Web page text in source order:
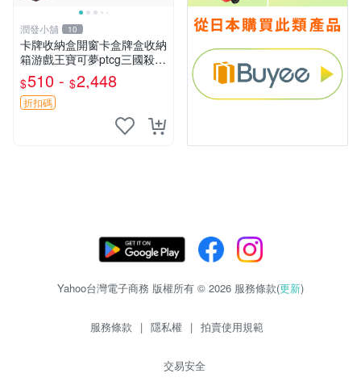
潤發小舖 10
卡牌收納盒開窗卡盒牌盒收納
箱游戲王寶可夢ptcg三國殺海
賊王dtcg
$510 - $2,448
折扣碼
Yahoo台灣電子商務 版權所有 © 2026 服務條款(更新)
服務條款 | 隱私權 | 拍賣使用規範
交易安全